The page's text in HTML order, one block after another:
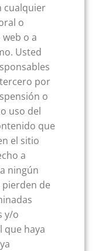
cualquier
o
o a
Usted
por
o
uso del
que
el sitio
a
ningún
de
y/o
que haya